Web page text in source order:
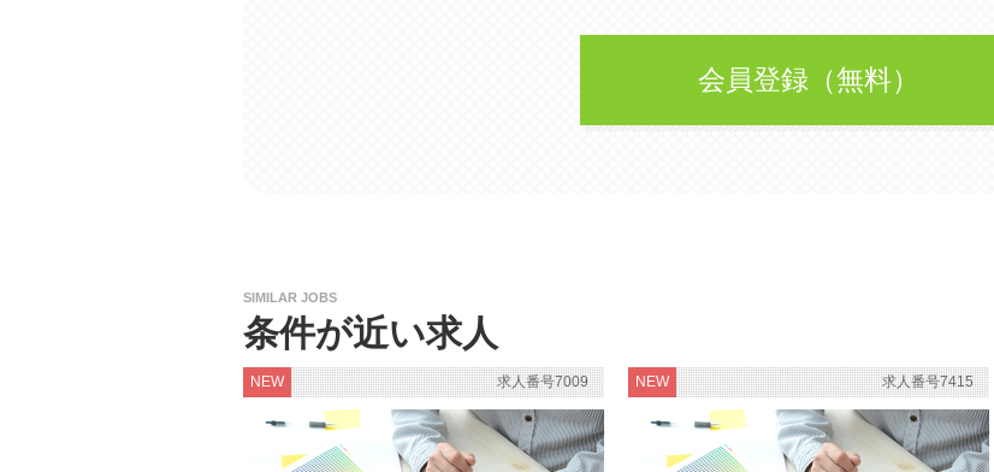
会員登録（無料）
SIMILAR JOBS
条件が近い求人
NEW 求人番号7009 NEW 求人番号7415